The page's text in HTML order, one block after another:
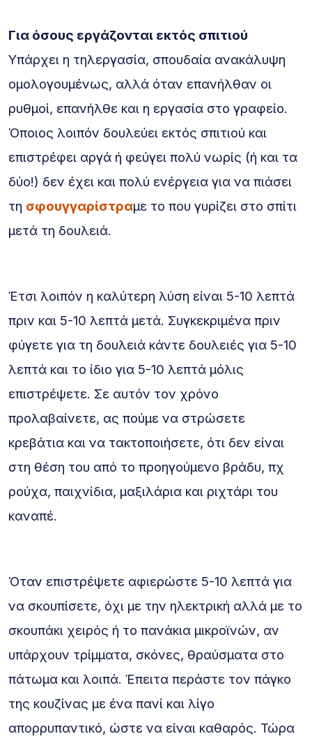
Για όσους εργάζονται εκτός σπιτιού
Υπάρχει η τηλεργασία, σπουδαία ανακάλυψη
ομολογουμένως, αλλά όταν επανήλθαν οι
ρυθμοί, επανήλθε και η εργασία στο γραφείο.
Όποιος λοιπόν δουλεύει εκτός σπιτιού και
επιστρέφει αργά ή φεύγει πολύ νωρίς (ή και τα
δύο!) δεν έχει και πολύ ενέργεια για να πιάσει
τη σφουγγαρίστραμε το που γυρίζει στο σπίτι
μετά τη δουλειά.
Έτσι λοιπόν η καλύτερη λύση είναι 5-10 λεπτά
πριν και 5-10 λεπτά μετά. Συγκεκριμένα πριν
φύγετε για τη δουλειά κάντε δουλειές για 5-10
λεπτά και το ίδιο για 5-10 λεπτά μόλις
επιστρέψετε. Σε αυτόν τον χρόνο
προλαβαίνετε, ας πούμε να στρώσετε
κρεβάτια και να τακτοποιήσετε, ότι δεν είναι
στη θέση του από το προηγούμενο βράδυ, πχ
ρούχα, παιχνίδια, μαξιλάρια και ριχτάρι του
καναπέ.
Όταν επιστρέψετε αφιερώστε 5-10 λεπτά για
να σκουπίσετε, όχι με την ηλεκτρική αλλά με το
σκουπάκι χειρός ή το πανάκια μικροϊνών, αν
υπάρχουν τρίμματα, σκόνες, θραύσματα στο
πάτωμα και λοιπά. Έπειτα περάστε τον πάγκο
της κουζίνας με ένα πανί και λίγο
απορρυπαντικό, ώστε να είναι καθαρός. Τώρα